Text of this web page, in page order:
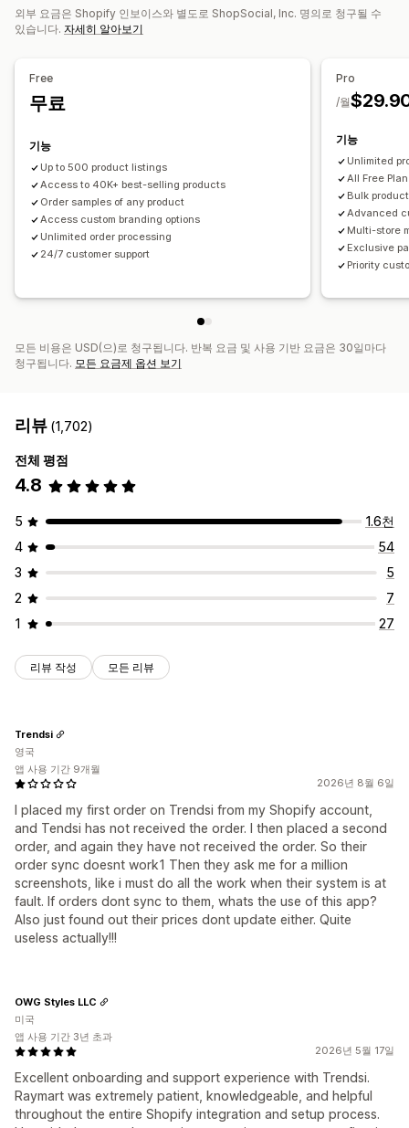
전체 인쇄 가방 의류 친환경
브랜드 없는 제품
전체 주문 처리
멀티 배송
주문 추적
외부 요금은 Shopify 인보이스와 별도로 ShopSocial, Inc. 명의로 청구될 수
있습니다. 자세히 알아보기
Free
무료
기능
Up to 500 product listings
Access to 40K+ best-selling products
Order samples of any product
Access custom branding options
Unlimited order processing
24/7 customer support
Pro
/월
기능
Unlimited
All Free
Bulk
Advanced
Multi-store
Exclusive
Priority
모든 비용은 USD(으)로 청구됩니다. 반복 요금 및 사용 기반 요금은 30일마다
청구됩니다. 모든 요금제 옵션 보기
리뷰 (1,702)
전체 평점
4.8
5
1.6천
4
54
3
5
2
7
1
27
리뷰 작성 모든 리뷰
2026년 8월 6일
I placed my first order on Trendsi from my Shopify account,
and Tendsi has not received the order. I then placed a second
order, and again they have not received the order. So their
order sync doesnt work1 Then they ask me for a million
screenshots, like i must do all the work when their system is at
fault. If orders dont sync to them, whats the use of this app?
Also just found out their prices dont update either. Quite
useless actually!!!
Trendsi
영국
앱 사용 기간 9개월
2026년 5월 17일
Excellent onboarding and support experience with Trendsi.
Raymart was extremely patient, knowledgeable, and helpful
throughout the entire Shopify integration and setup process.
OWG Styles LLC
미국
앱 사용 기간 3년 초과